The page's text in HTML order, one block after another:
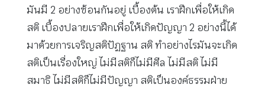
มันมี 2 อย่างซ้อนกันอยู่ เบื้องต้น เราฝึกเพื่อให้เกิด
สติ เบื้องปลายเราฝึกเพื่อให้เกิดปัญญา 2 อย่างนี้ได้
มาด้วยการเจริญสติปัฏฐาน สติ ทำอย่างไรมันจะเกิด
สติเป็นเรื่องใหญ่ ไม่มีสติก็ไม่มีศีล ไม่มีสติ ไม่มี
สมาธิ ไม่มีสติก็ไม่มีปัญญา สติเป็นองค์ธรรมฝ่าย